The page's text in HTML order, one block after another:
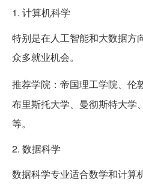
1. 计算机科学
特别是在人工智能和大数据方
众多就业机会。
推荐学院：帝国理工学院、伦
布里斯托大学、曼彻斯特大学
等。
2. 数据科学
数据科学专业适合数学和计算